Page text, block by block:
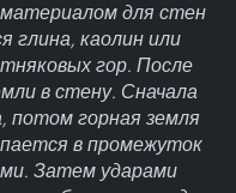
для стен
глина, каолин или
гор. После
в стену. Сначала
потом горная земля
в промежуток
Затем ударами